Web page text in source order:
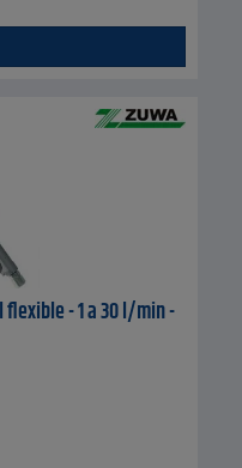
- 1 a 30 l/min -